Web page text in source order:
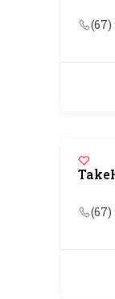
(67)
(67)